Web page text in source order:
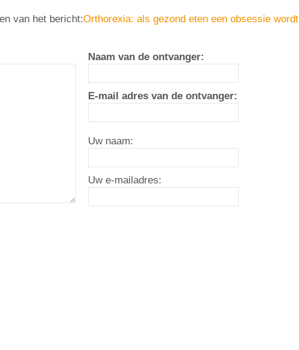
van het bericht:Orthorexia: als gezond eten een obsessie wordt
Naam van de ontvanger:
E-mail adres van de ontvanger:
Uw naam:
Uw e-mailadres: